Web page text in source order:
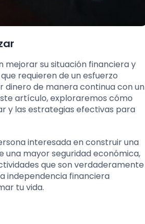
mejorar su situación financiera y
requieren de un esfuerzo
dinero de manera continua con un
artículo, exploraremos cómo
y las estrategias efectivas para
interesada en construir una
una mayor seguridad económica,
que son verdaderamente
independencia financiera
tu vida.